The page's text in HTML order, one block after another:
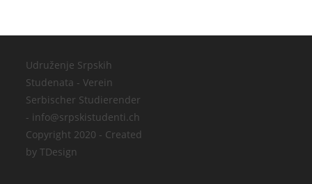
Udruženje Srpskih
Studenata - Verein
Serbischer Studierender
- info@srpskistudenti.ch
Copyright 2020 - Created
by TDesign